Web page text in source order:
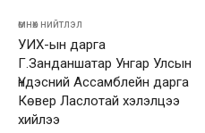
өмнөх нийтлэл
УИХ-ын дарга
Г.Занданшатар Унгар Улсын
Үндэсний Ассамблейн дарга
Көвер Ласлотай хэлэлцээ
хийлээ